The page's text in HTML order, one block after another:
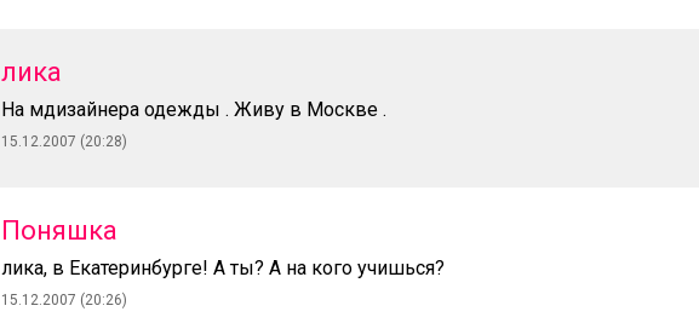
лика
На мдизайнера одежды . Живу в Москве .
15.12.2007 (20:28)
Поняшка
лика, в Екатеринбурге! А ты? А на кого учишься?
15.12.2007 (20:26)